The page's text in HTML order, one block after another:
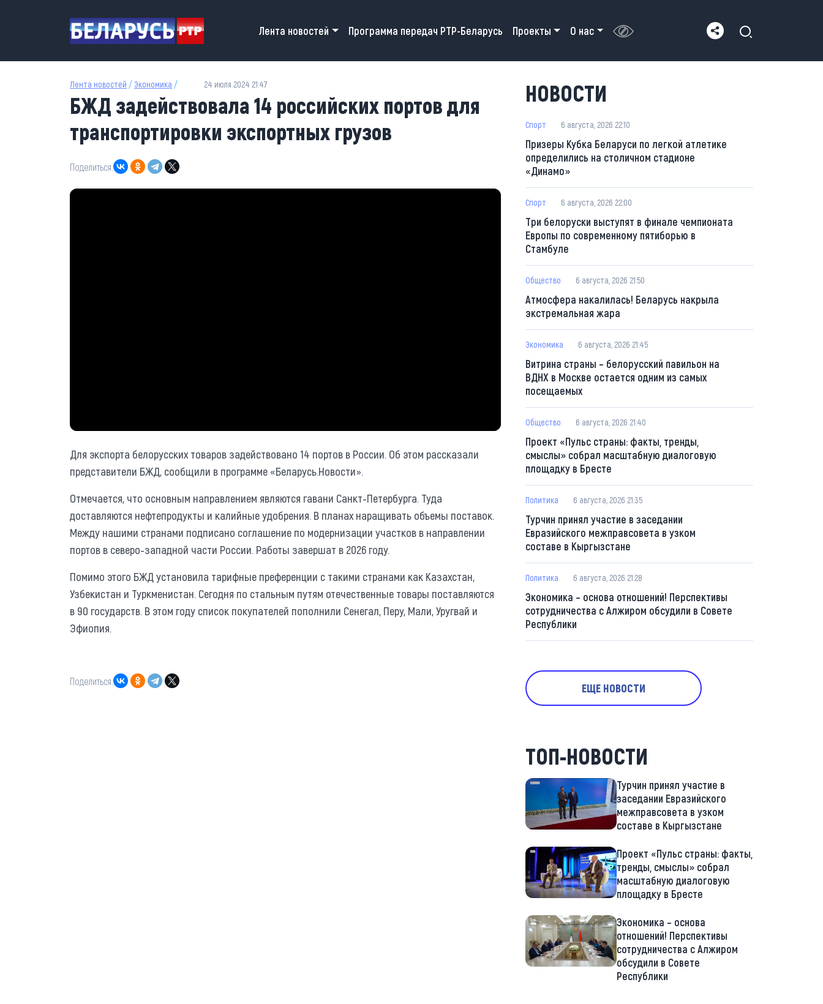
Main navigation
Лента новостей Программа передач РТР-Беларусь Проекты О нас
Лента новостей / Экономика / 24 июля 2024 21:47
БЖД задействовала 14 российских портов для
транспортировки экспортных грузов
Поделиться:
Для экспорта белорусских товаров задействовано 14 портов в России. Об этом рассказали
представители БЖД, сообщили в программе «Беларусь.Новости».
Отмечается, что основным направлением являются гавани Санкт-Петербурга. Туда
доставляются нефтепродукты и калийные удобрения. В планах наращивать объемы поставок.
Между нашими странами подписано соглашение по модернизации участков в направлении
портов в северо-западной части России. Работы завершат в 2026 году.
Помимо этого БЖД установила тарифные преференции с такими странами как Казахстан,
Узбекистан и Туркменистан. Сегодня по стальным путям отечественные товары поставляются
в 90 государств. В этом году список покупателей пополнили Сенегал, Перу, Мали, Уругвай и
Эфиопия.
Поделиться:
НОВОСТИ
Спорт 6 августа, 2026 22:10
Призеры Кубка Беларуси по легкой атлетике
определились на столичном стадионе
«Динамо»
Спорт 6 августа, 2026 22:00
Три белоруски выступят в финале чемпионата
Европы по современному пятиборью в
Стамбуле
Общество 6 августа, 2026 21:50
Атмосфера накалилась! Беларусь накрыла
экстремальная жара
Экономика 6 августа, 2026 21:45
Витрина страны – белорусский павильон на
ВДНХ в Москве остается одним из самых
посещаемых
Общество 6 августа, 2026 21:40
Проект «Пульс страны: факты, тренды,
смыслы» собрал масштабную диалоговую
площадку в Бресте
Политика 6 августа, 2026 21:35
Турчин принял участие в заседании
Евразийского межправсовета в узком
составе в Кыргызстане
Политика 6 августа, 2026 21:28
Экономика – основа отношений! Перспективы
сотрудничества с Алжиром обсудили в Совете
Республики
ЕЩЕ НОВОСТИ
ТОП-НОВОСТИ
Турчин принял участие в
заседании Евразийского
межправсовета в узком
составе в Кыргызстане
Проект «Пульс страны: факты,
тренды, смыслы» собрал
масштабную диалоговую
площадку в Бресте
Экономика – основа
отношений! Перспективы
сотрудничества с Алжиром
обсудили в Совете
Республики